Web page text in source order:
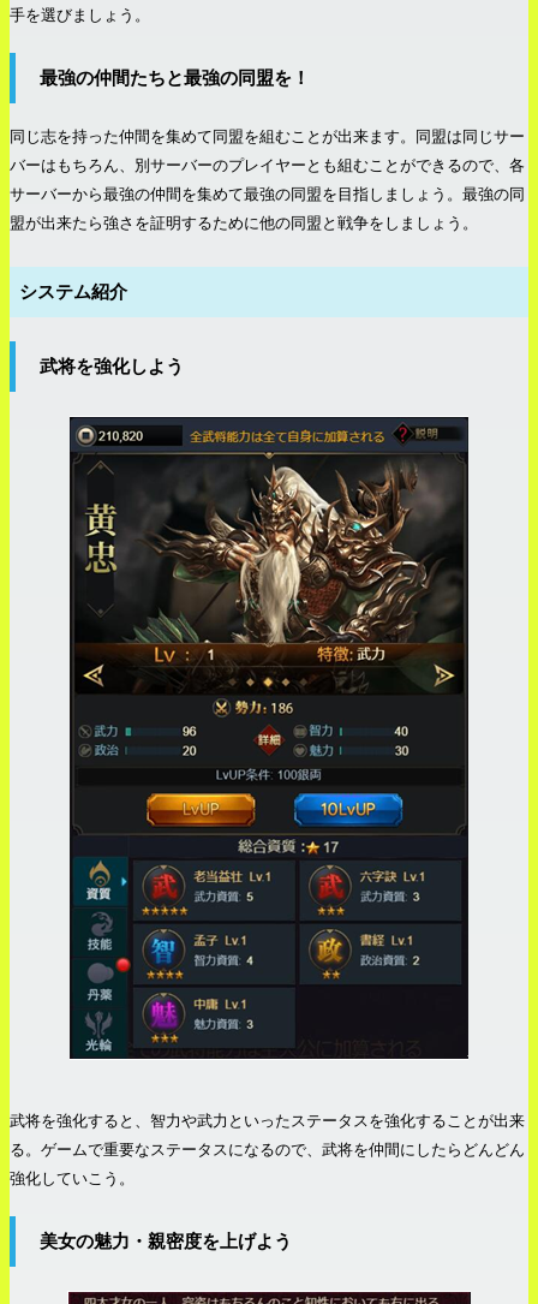
手を選びましょう。
最強の仲間たちと最強の同盟を！
同じ志を持った仲間を集めて同盟を組むことが出来ます。同盟は同じサー
バーはもちろん、別サーバーのプレイヤーとも組むことができるので、各
サーバーから最強の仲間を集めて最強の同盟を目指しましょう。最強の同
盟が出来たら強さを証明するために他の同盟と戦争をしましょう。
システム紹介
武将を強化しよう
武将を強化すると、智力や武力といったステータスを強化することが出来
る。ゲームで重要なステータスになるので、武将を仲間にしたらどんどん
強化していこう。
美女の魅力・親密度を上げよう